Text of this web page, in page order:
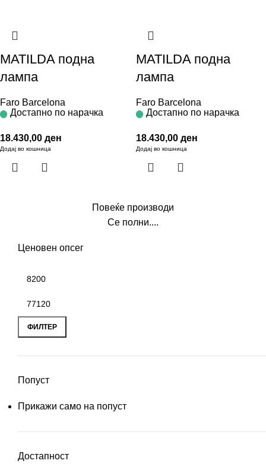
Ценовен опсег
ФИЛТЕР
Попуст
Прикажи само на попуст
Достапност
MATILDA подна
лампа
Faro Barcelona
Достапно по нарачка
18.430,00 ден
Додај во кошница
MATILDA подна
лампа
Faro Barcelona
Достапно по нарачка
18.430,00 ден
Додај во кошница
Повеќе производи
Се полни....